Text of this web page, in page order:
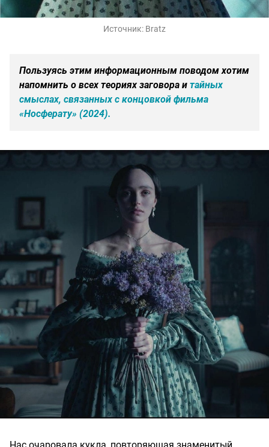
Источник: Bratz
Пользуясь этим информационным поводом хотим
напомнить о всех теориях заговора и тайных
смыслах, связанных с концовкой фильма
«Носферату» (2024).